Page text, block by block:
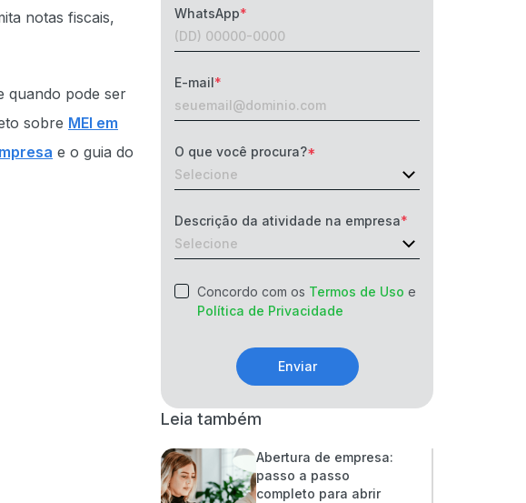
notas fiscais,
quando pode ser
sobre MEI em
e o guia do
WhatsApp
E-mail
O que você procura?
Descrição da atividade na empresa
Concordo com os Termos de Uso e
Política de Privacidade
Enviar
Leia também
Abertura de empresa:
passo a passo
completo para abrir